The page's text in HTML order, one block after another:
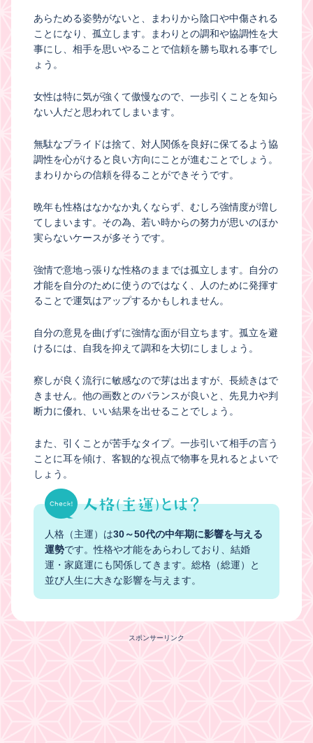
あらためる姿勢がないと、まわりから陰口や中傷される
ことになり、孤立します。まわりとの調和や協調性を大
事にし、相手を思いやることで信頼を勝ち取れる事でし
ょう。
女性は特に気が強くて傲慢なので、一歩引くことを知ら
ない人だと思われてしまいます。
無駄なプライドは捨て、対人関係を良好に保てるよう協
調性を心がけると良い方向にことが進むことでしょう。
まわりからの信頼を得ることができそうです。
晩年も性格はなかなか丸くならず、むしろ強情度が増し
てしまいます。その為、若い時からの努力が思いのほか
実らないケースが多そうです。
強情で意地っ張りな性格のままでは孤立します。自分の
才能を自分のために使うのではなく、人のために発揮す
ることで運気はアップするかもしれません。
自分の意見を曲げずに強情な面が目立ちます。孤立を避
けるには、自我を抑えて調和を大切にしましょう。
察しが良く流行に敏感なので芽は出ますが、長続きはで
きません。他の画数とのバランスが良いと、先見力や判
断力に優れ、いい結果を出せることでしょう。
また、引くことが苦手なタイプ。一歩引いて相手の言う
ことに耳を傾け、客観的な視点で物事を見れるとよいで
しょう。
人格（主運）は30～50代の中年期に影響を与える
運勢です。性格や才能をあらわしており、結婚
運・家庭運にも関係してきます。総格（総運）と
並び人生に大きな影響を与えます。
スポンサーリンク